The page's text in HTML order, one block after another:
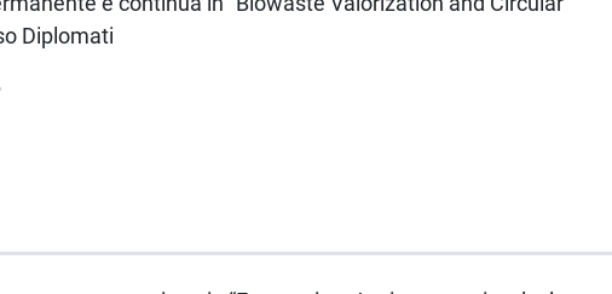
Diplomati